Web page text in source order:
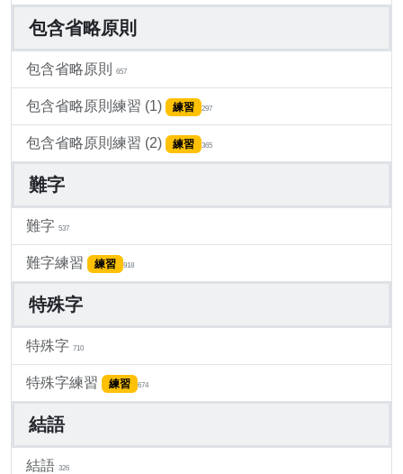
包含省略原則
包含省略原則 657
包含省略原則練習 (1) 練習 297
包含省略原則練習 (2) 練習 365
難字
難字 537
難字練習 練習 918
特殊字
特殊字 710
特殊字練習 練習 674
結語
結語 326